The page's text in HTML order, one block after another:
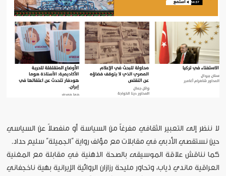
لا ننظر إلى التعبير الثقافي مفرغاً من السياسة أو منفصلاً عن السياسي
حين نستقصي الأدبي في مقابلات مع مؤلف رواية “الجميلة” سليم حداد.
كما نناقش علاقة الموسيقى بالصحة الذهنية في مقابلة مع المغنية
العراقية ماندي ذياب، وتحاور مليحة رزازان الروائية الإيرانية بهية ناخجفاني